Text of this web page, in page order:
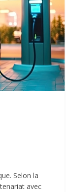
Selon la
avec